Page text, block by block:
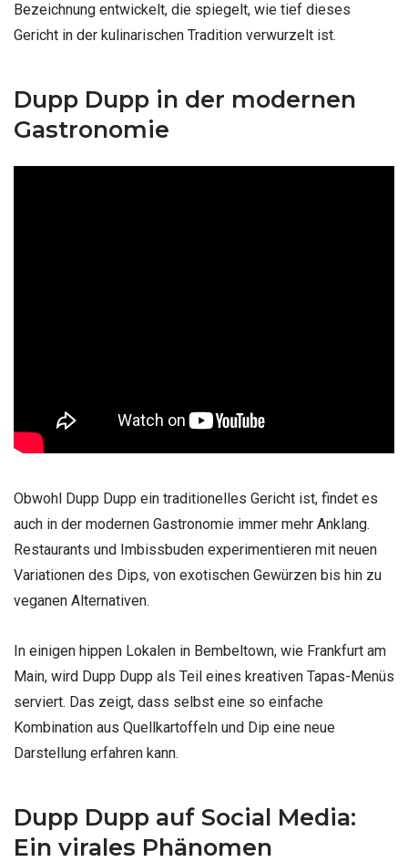
Bezeichnung entwickelt, die spiegelt, wie tief dieses
Gericht in der kulinarischen Tradition verwurzelt ist.
Dupp Dupp in der modernen
Gastronomie
Obwohl Dupp Dupp ein traditionelles Gericht ist, findet es
auch in der modernen Gastronomie immer mehr Anklang.
Restaurants und Imbissbuden experimentieren mit neuen
Variationen des Dips, von exotischen Gewürzen bis hin zu
veganen Alternativen.
In einigen hippen Lokalen in Bembeltown, wie Frankfurt am
Main, wird Dupp Dupp als Teil eines kreativen Tapas-Menüs
serviert. Das zeigt, dass selbst eine so einfache
Kombination aus Quellkartoffeln und Dip eine neue
Darstellung erfahren kann.
Dupp Dupp auf Social Media:
Ein virales Phänomen